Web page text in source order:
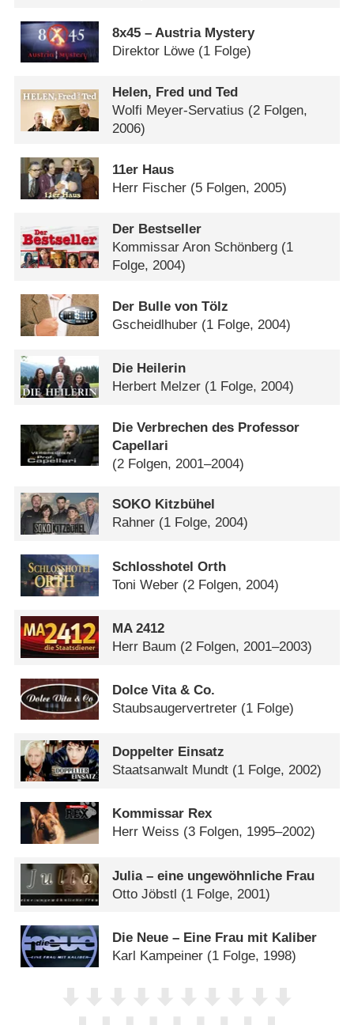
8x45 – Austria Mystery
Direktor Löwe (1 Folge)
Helen, Fred und Ted
Wolfi Meyer-Servatius (2 Folgen,
2006)
11er Haus
Herr Fischer (5 Folgen, 2005)
Der Bestseller
Kommissar Aron Schönberg (1
Folge, 2004)
Der Bulle von Tölz
Gscheidlhuber (1 Folge, 2004)
Die Heilerin
Herbert Melzer (1 Folge, 2004)
Die Verbrechen des Professor
Capellari
(2 Folgen, 2001–2004)
SOKO Kitzbühel
Rahner (1 Folge, 2004)
Schlosshotel Orth
Toni Weber (2 Folgen, 2004)
MA 2412
Herr Baum (2 Folgen, 2001–2003)
Dolce Vita & Co.
Staubsaugervertreter (1 Folge)
Doppelter Einsatz
Staatsanwalt Mundt (1 Folge, 2002)
Kommissar Rex
Herr Weiss (3 Folgen, 1995–2002)
Julia – eine ungewöhnliche Frau
Otto Jöbstl (1 Folge, 2001)
Die Neue – Eine Frau mit Kaliber
Karl Kampeiner (1 Folge, 1998)